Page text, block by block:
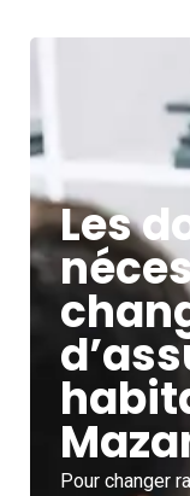
Les
Pour changer